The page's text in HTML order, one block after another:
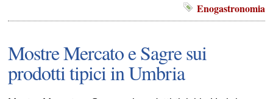
Enogastronomia
Mostre Mercato e Sagre sui
prodotti tipici in Umbria